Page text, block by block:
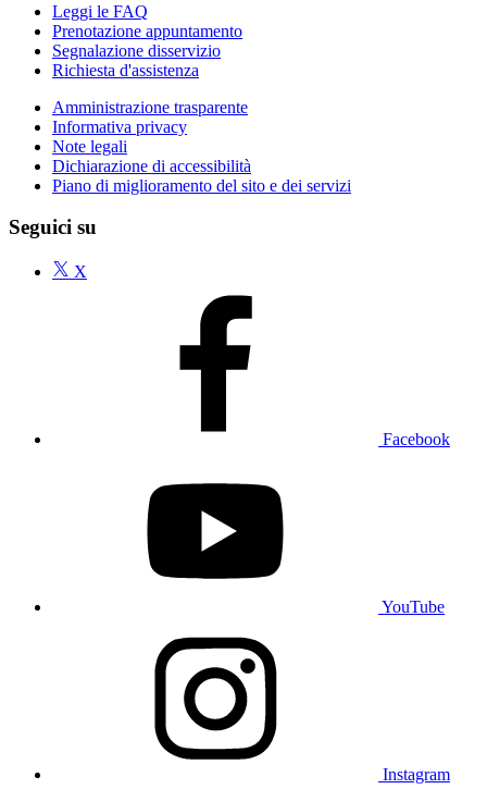
Leggi le FAQ
Prenotazione appuntamento
Segnalazione disservizio
Richiesta d'assistenza
Amministrazione trasparente
Informativa privacy
Note legali
Dichiarazione di accessibilità
Piano di miglioramento del sito e dei servizi
Seguici su
X
Facebook
YouTube
Instagram